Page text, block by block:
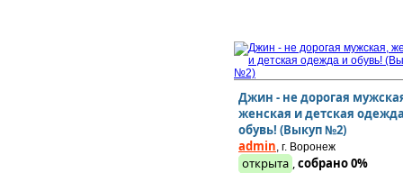
Джин - не дорогая
женская и детская
обувь! (Выкуп №2)
admin, г. Воронеж
открыта ,собрано 0%